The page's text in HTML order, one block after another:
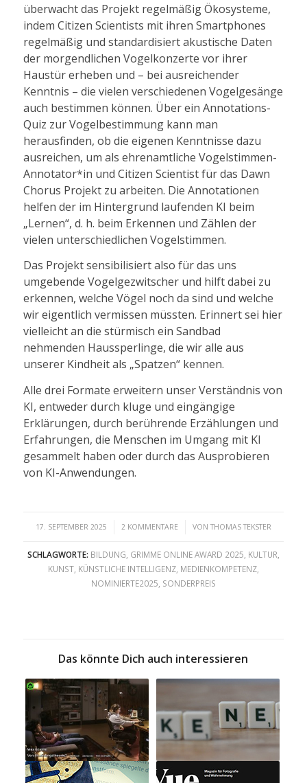
überwacht das Projekt regelmäßig Ökosysteme,
indem Citizen Scientists mit ihren Smartphones
regelmäßig und standardisiert akustische Daten
der morgendlichen Vogelkonzerte vor ihrer
Haustür erheben und – bei ausreichender
Kenntnis – die vielen verschiedenen Vogelgesänge
auch bestimmen können. Über ein Annotations-
Quiz zur Vogelbestimmung kann man
herausfinden, ob die eigenen Kenntnisse dazu
ausreichen, um als ehrenamtliche Vogelstimmen-
Annotator*in und Citizen Scientist für das Dawn
Chorus Projekt zu arbeiten. Die Annotationen
helfen der im Hintergrund laufenden KI beim
„Lernen“, d. h. beim Erkennen und Zählen der
vielen unterschiedlichen Vogelstimmen.
Das Projekt sensibilisiert also für das uns
umgebende Vogelgezwitscher und hilft dabei zu
erkennen, welche Vögel noch da sind und welche
wir eigentlich vermissen müssten. Erinnert sei hier
vielleicht an die stürmisch ein Sandbad
nehmenden Haussperlinge, die wir alle aus
unserer Kindheit als „Spatzen“ kennen.
Alle drei Formate erweitern unser Verständnis von
KI, entweder durch kluge und eingängige
Erklärungen, durch berührende Erzählungen und
Erfahrungen, die Menschen im Umgang mit KI
gesammelt haben oder durch das Ausprobieren
von KI-Anwendungen.
17. SEPTEMBER 2025
/ 2 KOMMENTARE
/ VONTHOMAS TEKSTER
SCHLAGWORTE: BILDUNG, GRIMME ONLINE AWARD 2025, KULTUR,
KUNST, KÜNSTLICHE INTELLIGENZ, MEDIENKOMPETENZ,
NOMINIERTE2025, SONDERPREIS
Das könnte Dich auch interessieren